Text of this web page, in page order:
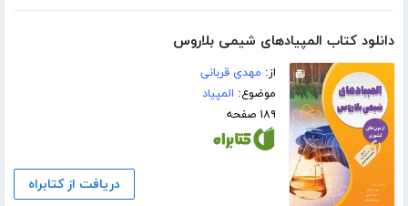
دانلود کتاب المپیادهای شیمی بلاروس
از: مهدی قربانی
موضوع: المپیاد
۱۸۹ صفحه
دریافت از کتابراه